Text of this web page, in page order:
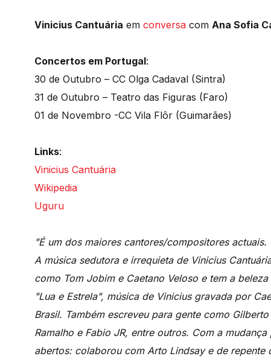
Vinicius Cantuária em conversa com Ana Sofia
Concertos em Portugal:
30 de Outubro – CC Olga Cadaval (Sintra)
31 de Outubro – Teatro das Figuras (Faro)
01 de Novembro -CC Vila Flôr (Guimarães)
Links:
Vinicius Cantuária
Wikipedia
Uguru
"É um dos maiores cantores/compositores actuais.
A música sedutora e irrequieta de Vinicius
como Tom Jobim e Caetano Veloso e tem a
"Lua e Estrela", música de Vinicius gravada por
Brasil. Também escreveu para gente como
Ramalho e Fabio JR, entre outros. Com a
abertos: colaborou com Arto Lindsay e de